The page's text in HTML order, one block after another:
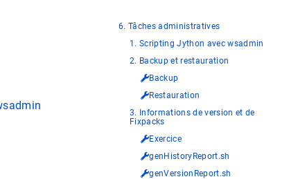
6. Tâches administratives
1. Scripting Jython avec wsadmin
2. Backup et restauration
Backup
Restauration
3. Informations de version et de
Fixpacks
Exercice
genHistoryReport.sh
genVersionReport.sh